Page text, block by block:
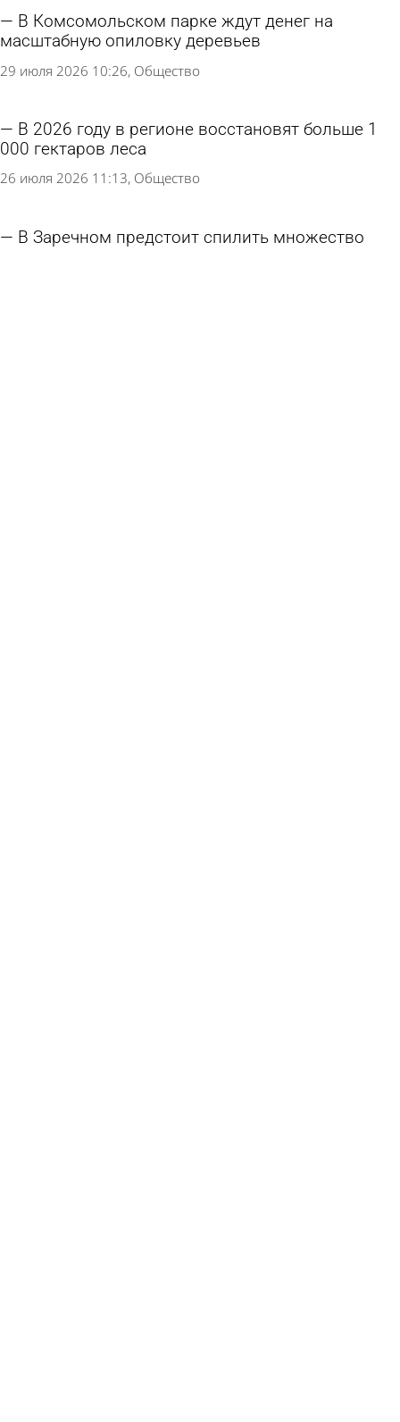
В Комсомольском парке ждут денег на
масштабную опиловку деревьев
29 июля 2026 10:26 Общество
В 2026 году в регионе восстановят больше 1
000 гектаров леса
26 июля 2026 11:13 Общество
В Заречном предстоит спилить множество